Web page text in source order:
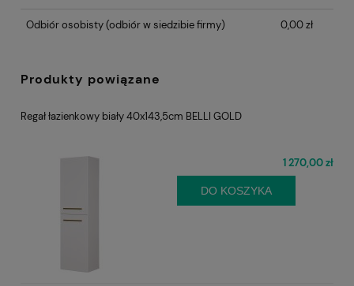
Odbiór osobisty(odbiór w siedzibie firmy) 0,00 zł
Produkty powiązane
Regał łazienkowy biały 40x143,5cm BELLI GOLD
1 270,00 zł
DO KOSZYKA